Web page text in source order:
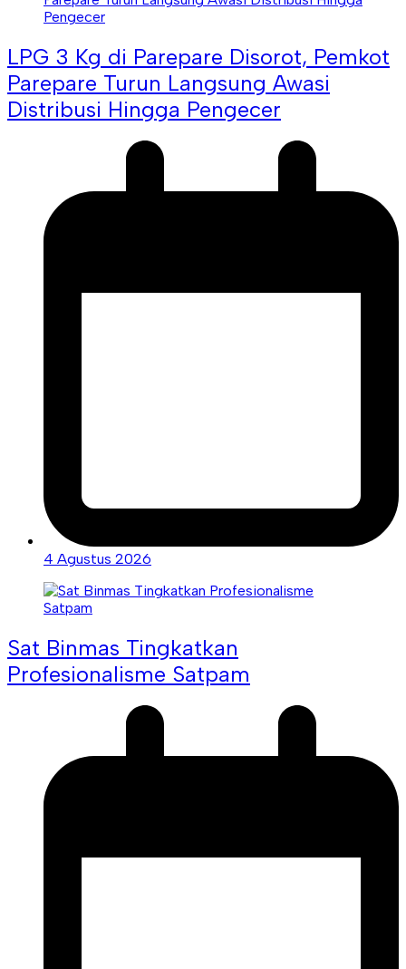
LPG 3 Kg di Parepare Disorot, Pemkot
Parepare Turun Langsung Awasi
Distribusi Hingga Pengecer
4 Agustus 2026
Sat Binmas Tingkatkan
Profesionalisme Satpam